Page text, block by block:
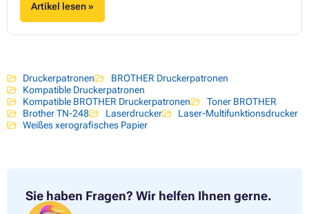
Artikel lesen »
Druckerpatronen
BROTHER Druckerpatronen
Kompatible Druckerpatronen
Kompatible BROTHER Druckerpatronen
Toner BROTHER
Brother TN-248
Laserdrucker
Laser-Multifunktionsdrucker
Weißes xerografisches Papier
Sie haben Fragen? Wir helfen Ihnen gerne.